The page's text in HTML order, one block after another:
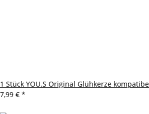
1 Stück YOU.S Original Glühkerze
7,99 € *